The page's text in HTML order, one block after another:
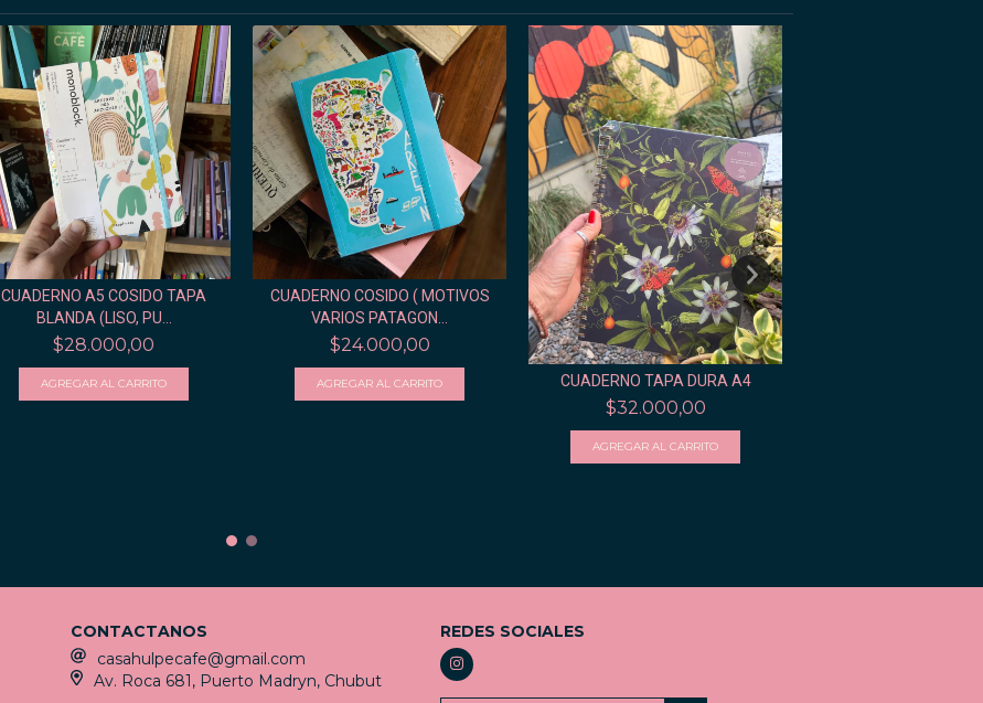
CUADERNO A5 COSIDO TAPA
BLANDA (LISO, PU...
$28.000,00
CUADERNO COSIDO ( MOTIVOS
VARIOS PATAGON...
$24.000,00
CUADERNO TAPA DURA A4
$32.000,00
CONTACTANOS
casahulpecafe@gmail.com
Av. Roca 681, Puerto Madryn, Chubut
REDES SOCIALES